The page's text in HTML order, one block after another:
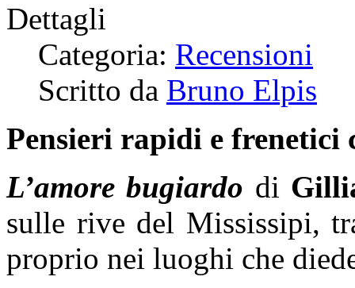
Dettagli
Categoria: Recensioni
Scritto da Bruno Elpis
Pensieri rapidi e frenetici
L’amore bugiardo di
sulle rive del Mississipi,
proprio nei luoghi che